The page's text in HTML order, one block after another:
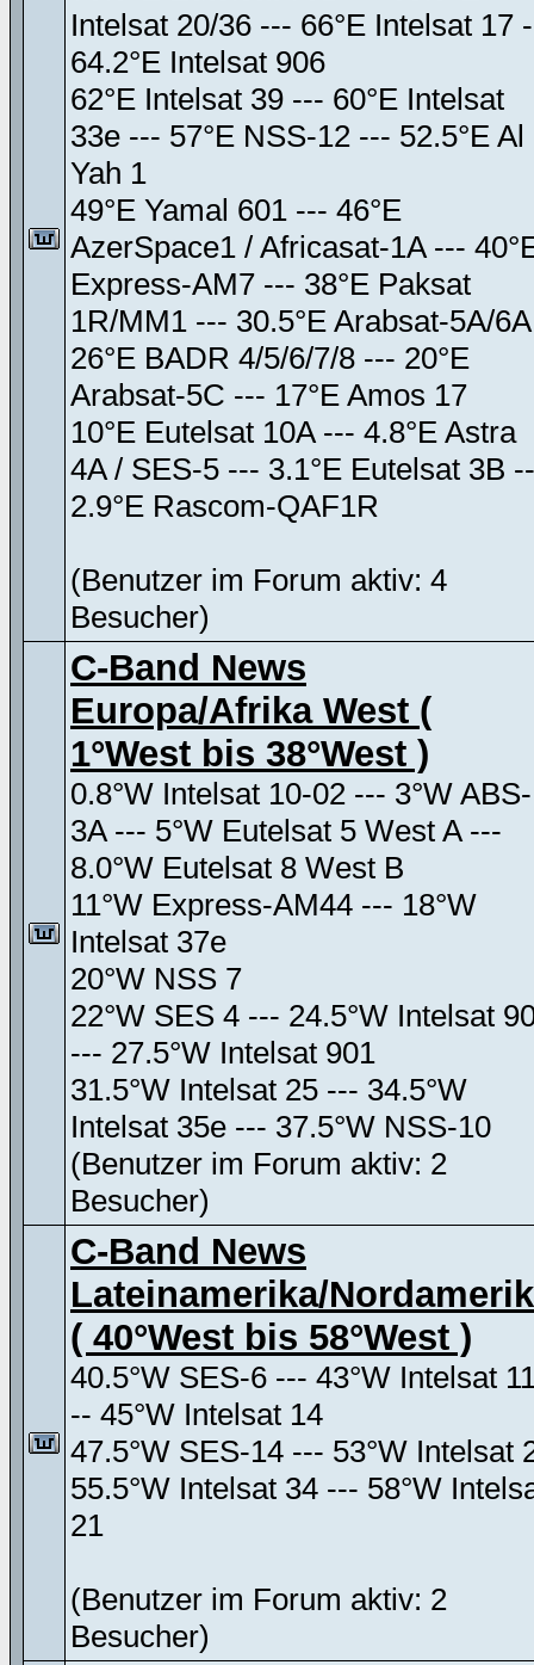
Intelsat 20/36 --- 66°E Intelsat 17
64.2°E Intelsat 906
62°E Intelsat 39 --- 60°E Intelsat
33e --- 57°E NSS-12 --- 52.5°E Al
Yah 1
49°E Yamal 601 --- 46°E
AzerSpace1 / Africasat-1A ---
Express-AM7 --- 38°E Paksat
1R/MM1 --- 30.5°E Arabsat-5A/6A
26°E BADR 4/5/6/7/8 --- 20°E
Arabsat-5C --- 17°E Amos 17
10°E Eutelsat 10A --- 4.8°E Astra
4A / SES-5 --- 3.1°E Eutelsat 3B
2.9°E Rascom-QAF1R
(Benutzer im Forum aktiv: 4
Besucher)
C-Band News
Europa/Afrika West (
1°West bis 38°West )
0.8°W Intelsat 10-02 --- 3°W ABS-
3A --- 5°W Eutelsat 5 West A ---
8.0°W Eutelsat 8 West B
11°W Express-AM44 --- 18°W
Intelsat 37e
20°W NSS 7
22°W SES 4 --- 24.5°W Intelsat
--- 27.5°W Intelsat 901
31.5°W Intelsat 25 --- 34.5°W
Intelsat 35e --- 37.5°W NSS-10
(Benutzer im Forum aktiv: 2
Besucher)
C-Band News
Lateinamerika/
( 40°West bis 58°West )
40.5°W SES-6 --- 43°W Intelsat
-- 45°W Intelsat 14
47.5°W SES-14 --- 53°W Intelsat
55.5°W Intelsat 34 --- 58°W
21
(Benutzer im Forum aktiv: 2
Besucher)